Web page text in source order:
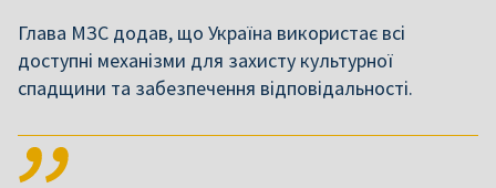
Глава МЗС додав, що Україна використає всі
доступні механізми для захисту культурної
спадщини та забезпечення відповідальності.